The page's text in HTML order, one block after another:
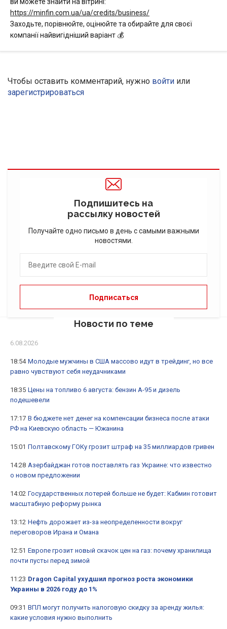
https://minfin.com.ua/ua/credits/business/
Заходьте, порівнюйте, оцінюйте та обирайте для своєї
компанії найвигідніший варіант 💰
Чтобы оставить комментарий, нужно войти или
зарегистрироваться
Подпишитесь на
рассылку новостей
Получайте одно письмо в день с самыми важными
новостями.
Новости по теме
6.08.2026
18:54 Молодые мужчины в США массово идут в трейдинг, но все
равно чувствуют себя неудачниками
18:35 Цены на топливо 6 августа: бензин А-95 и дизель
подешевели
17:17 В бюджете нет денег на компенсации бизнеса после атаки
РФ на Киевскую область — Южанина
15:01 Полтавскому ГОКу грозит штраф на 35 миллиардов гривен
14:28 Азербайджан готов поставлять газ Украине: что известно
о новом предложении
14:02 Государственных лотерей больше не будет: Кабмин готовит
масштабную реформу рынка
13:12 Нефть дорожает из-за неопределенности вокруг
переговоров Ирана и Омана
12:51 Европе грозит новый скачок цен на газ: почему хранилища
почти пусты перед зимой
11:23 Dragon Capital ухудшил прогноз роста экономики
Украины в 2026 году до 1%
09:31 ВПЛ могут получить налоговую скидку за аренду жилья:
какие условия нужно выполнить